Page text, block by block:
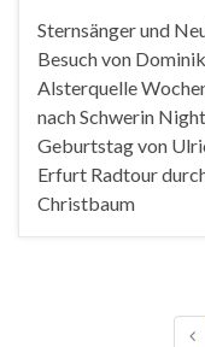
Sternsänger und
Besuch von
Alsterquelle
nach Schwerin
Geburtstag von
Erfurt Radtour
Christbaum